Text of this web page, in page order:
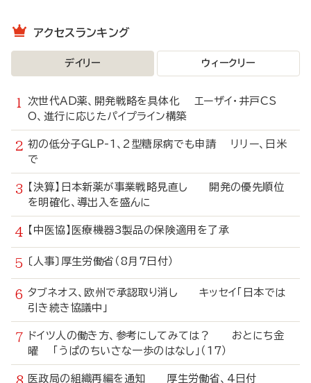
アクセスランキング
デイリー ウィークリー
次世代AD薬、開発戦略を具体化 エーザイ・井戸CS
O、進行に応じたパイプライン構築
初の低分子GLP-1、2型糖尿病でも申請 リリー、日米
で
【決算】日本新薬が事業戦略見直し 開発の優先順位
を明確化、導出入を盛んに
【中医協】医療機器3製品の保険適用を了承
〔人事〕厚生労働省（8月7日付）
タブネオス、欧州で承認取り消し キッセイ「日本では
引き続き協議中」
ドイツ人の働き方、参考にしてみては？ おとにち金
曜 「うぱのちいさな一歩のはなし」（17）
医政局の組織再編を通知 厚生労働省、4日付